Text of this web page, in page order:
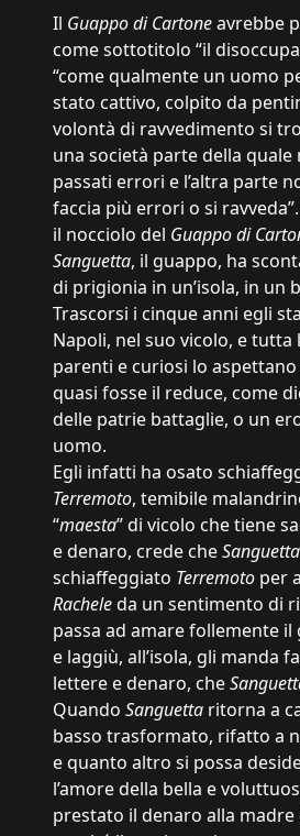
Il Guappo di Cartoneavrebbe
come sottotitolo “il
“come qualmente un uomo
stato cattivo, colpito da
volontà di ravvedimento si
una società parte della
passati errori e l’altra parte
faccia più errori o si
il nocciolo del Guappo di
Sanguetta, il guappo, ha
di prigionia in un’isola, in un
Trascorsi i cinque anni egli
Napoli, nel suo vicolo, e tutta
parenti e curiosi lo
quasi fosse il reduce, come
delle patrie battaglie, o un
uomo.
Egli infatti ha osato
Terremoto, temibile
“maesta” di vicolo che tiene
e denaro, crede cheSanguetta
schiaffeggiato Terremoto per
Racheleda un sentimento di
passa ad amare follemente il
e laggiù, all’isola, gli manda
lettere e denaro, che
Quando Sanguetta ritorna a
basso trasformato, rifatto a
e quanto altro si possa
l’amore della bella e
prestato il denaro alla madre